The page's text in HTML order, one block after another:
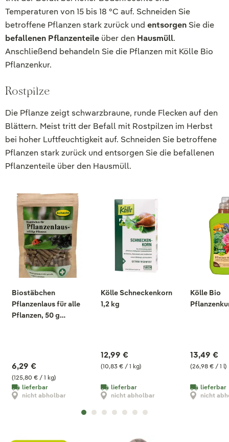
Temperaturen von 15 bis 18 °C auf. Schneiden Sie
betroffene Pflanzen stark zurück und entsorgen Sie die
befallenen Pflanzenteile über den Hausmüll.
Anschließend behandeln Sie die Pflanzen mit Kölle Bio
Pflanzenkur.
Rostpilze
Die Pflanze zeigt schwarzbraune, runde Flecken auf den
Blättern. Meist tritt der Befall mit Rostpilzen im Herbst
bei hoher Luftfeuchtigkeit auf. Schneiden Sie betroffene
Pflanzen stark zurück und entsorgen Sie die befallenen
Pflanzenteile über den Hausmüll.
Biostäbchen
Pflanzenlaus für alle
Pflanzen, 50 g
(125,80 € / 1 kg)
6,29 €
lieferbar
nicht abholbar
Kölle Schneckenkorn
1,2 kg
(10,83 € / 1 kg)
12,99 €
lieferbar
nicht abholbar
Kölle Bio
(26,98 € / 1 l)
13,49 €
lieferbar
nicht